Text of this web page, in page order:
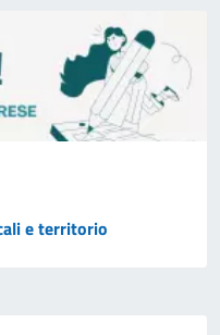
e territorio